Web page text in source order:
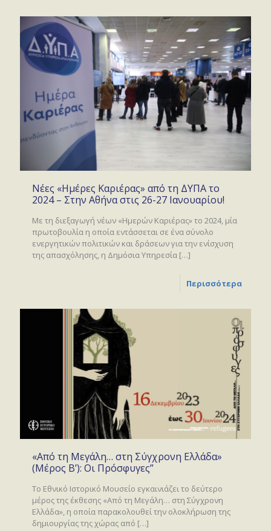
Νέες «Ημέρες Καριέρας» από τη ΔΥΠΑ το
2024 – Στην Αθήνα στις 26-27 Ιανουαρίου!
Με τη διεξαγωγή νέων «Ημερών Καριέρας» το 2024, μία
πρωτοβουλία η οποία εντάσσεται σε ένα σύνολο
ενεργητικών πολιτικών και δράσεων για την ενίσχυση
της απασχόλησης, η Δημόσια Υπηρεσία […]
Περισσότερα
«Από τη Μεγάλη… στη Σύγχρονη Ελλάδα»
(Μέρος Β’): Οι Πρόσφυγες”
Το Εθνικό Ιστορικό Μουσείο εγκαινιάζει το δεύτερο
μέρος της έκθεσης «Από τη Μεγάλη… στη Σύγχρονη
Ελλάδα», η οποία παρακολουθεί την ολοκλήρωση της
δημιουργίας της χώρας από […]